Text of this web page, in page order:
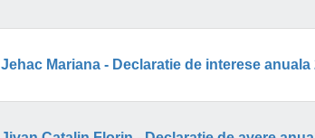
Jehac Mariana - Declaratie de interese anuala